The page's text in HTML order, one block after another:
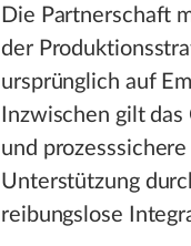
Die Partnerschaft
der
ursprünglich auf
Inzwischen gilt
und
Unterstützung
reibungslose